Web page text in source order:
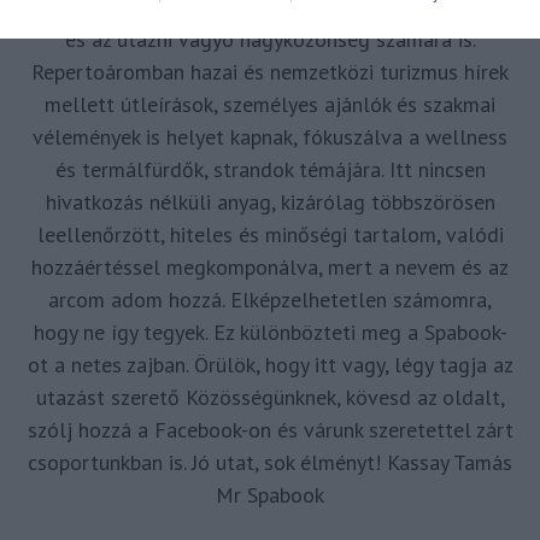
forrásul és inspirációul szolgáljak a turizmus szakma
és az utazni vágyó nagyközönség számára is.
Repertoáromban hazai és nemzetközi turizmus hírek
mellett útleírások, személyes ajánlók és szakmai
vélemények is helyet kapnak, fókuszálva a wellness
és termálfürdők, strandok témájára. Itt nincsen
hivatkozás nélküli anyag, kizárólag többszörösen
leellenőrzött, hiteles és minőségi tartalom, valódi
hozzáértéssel megkomponálva, mert a nevem és az
arcom adom hozzá. Elképzelhetetlen számomra,
hogy ne így tegyek. Ez különbözteti meg a Spabook-
ot a netes zajban. Örülök, hogy itt vagy, légy tagja az
utazást szerető Közösségünknek, kövesd az oldalt,
szólj hozzá a Facebook-on és várunk szeretettel zárt
csoportunkban is. Jó utat, sok élményt! Kassay Tamás
Mr Spabook